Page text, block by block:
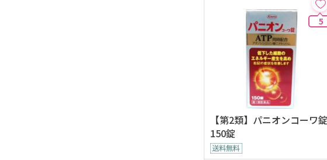
5
【第2類】パニオンコーワ錠
150錠